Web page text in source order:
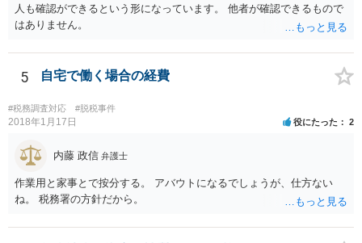
人も確認ができるという形になっています。 他者が確認できるもので
はありません。
5 自宅で働く場合の経費
#税務調査対応 #脱税事件
2018年1月17日 役にたった 2
内藤 政信 弁護士
作業用と家事とで按分する。 アバウトになるでしょうが、仕方ない
ね。 税務署の方針だから。